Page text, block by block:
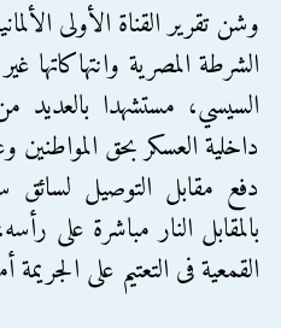
وشن تقرير القناة الأولى
الشرطة المصرية وانتهاكاتها
السيسي، مستشهدا بالعديد
داخلية العسكر بحق
دفع مقابل التوصيل
بالمقابل النار مباشرة على
القمعية فى التعتيم على